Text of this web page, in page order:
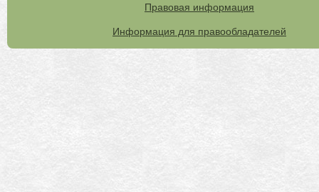
Правовая информация
Информация для правообладателей